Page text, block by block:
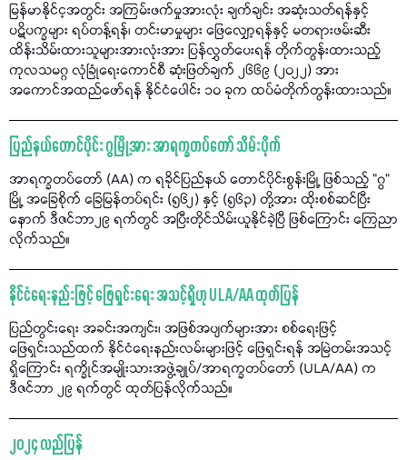
မြန်မာနိုင်င့အတွင်း အကြမ်းဖက်မှုအားလုံး ချက်ချင်း အဆုံးသတ်ရန်နှင့်
ပဋိပက္ခများ ရပ်တန့်ရန်၊ တင်းမာမှုများ ဖြေလျှော့ရန်နှင့် မတရားဖမ်းဆီး
ထိန်းသိမ်းထားသူများအားလုံးအား ပြန်လွှတ်ပေးရန် တိုက်တွန်းထားသည့်
ကုလသမဂ္ဂ လုံခြုံရေးကောင်စီ ဆုံးဖြတ်ချက် ၂၆၆၉ (၂၀၂၂) အား
အကောင်အထည်ဖော်ရန် နိုင်ငံပေါင်း ၁၀ ခုက ထပ်မံတိုက်တွန်းထားသည်။
ပြည်နယ်တောင်ပိုင်း ဂွမြို့အား အာရက္ခတပ်တော် သိမ်းပိုက်
အာရက္ခတပ်တော် (AA) က ရခိုင်ပြည်နယ် တောင်ပိုင်းစွန်းမြို့ ဖြစ်သည့် "ဂွ"
မြို့ အခြေစိုက် ခြေမြန်တပ်ရင်း (၅၆၂) နှင့် (၅၆၃) တို့အား ထိုးစစ်ဆင်ပြီး
နောက် ဒီဇင်ဘာ၂၉ ရက်တွင် အပြီးတိုင်သိမ်းယူနိုင်ခဲ့ပြီ ဖြစ်ကြောင်း ကြေညာ
လိုက်သည်။
နိုင်ငံရေးနည်းဖြင့် ဖြေရှင်းရေး အသင့်ရှိဟု ULA/AA ထုတ်ပြန်
ပြည်တွင်းရေး အခင်းအကျင်း၊ အဖြစ်အပျက်များအား စစ်ရေးဖြင့်
ဖြေရှင်းသည်ထက် နိုင်ငံရေးနည်းလမ်းများဖြင့် ဖြေရှင်းရန် အမြဲတမ်းအသင့်
ရှိကြောင်း ရက္ခိုင်အမျိုးသားအဖွဲ့ချုပ်/အာရက္ခတပ်တော် (ULA/AA) က
ဒီဇင်ဘာ ၂၉ ရက်တွင် ထုတ်ပြန်လိုက်သည်။
၂၀၂၄ လည်ပြန်